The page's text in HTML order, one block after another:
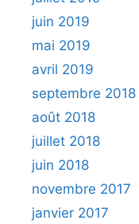
juin 2019
mai 2019
avril 2019
septembre 2018
août 2018
juillet 2018
juin 2018
novembre 2017
janvier 2017